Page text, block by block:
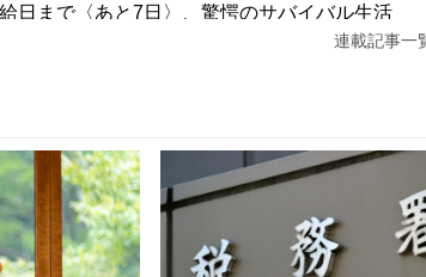
日まで〈あと7日〉、驚愕のサバイバル生活
連載記事一